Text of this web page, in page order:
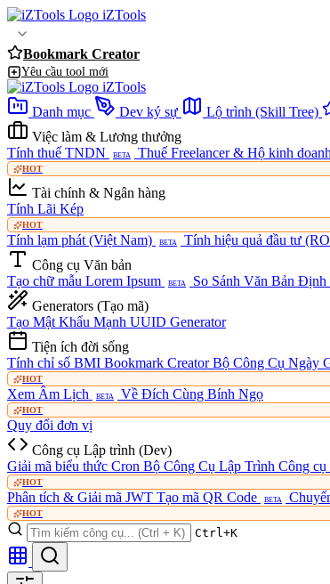
iZTools
Bookmark Creator
Yêu cầu tool mới
iZTools
Danh mục
Dev ký sự Lộ trình (Skill Tree)
Việc làm & Lương thưởng
Tính thuế TNDN
BETA Thuế Freelancer & Hộ kinh doanh
HOT
Tài chính & Ngân hàng
Tính Lãi Kép
HOT
Tính lạm phát (Việt Nam) BETA Tính hiệu quả đầu tư
Công cụ Văn bản
Tạo chữ mẫu Lorem Ipsum
BETA So Sánh Văn Bản Định
Generators (Tạo mã)
Tạo Mật Khẩu Mạnh UUID Generator
Tiện ích đời sống
Tính chỉ số BMI Bookmark CreatorBộ Công Cụ Ngày
HOT
Xem Âm Lịch BETA Về Đích Cùng Bính Ngọ
HOT
Quy đổi đơn vị
Công cụ Lập trình (Dev)
Giải mã biểu thức Cron Bộ Công Cụ Lập Trình Công cụ
HOT
Phân tích & Giải mã JWT Tạo mã QR Code BETA
HOT
Ctrl+K